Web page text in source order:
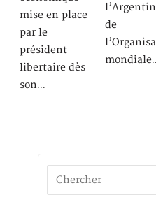
mise en place
par le
président
libertaire dès
son…
de